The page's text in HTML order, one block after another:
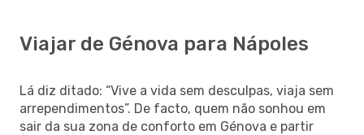
Viajar de Génova para Nápoles
Lá diz ditado: “Vive a vida sem desculpas, viaja sem
arrependimentos”. De facto, quem não sonhou em
sair da sua zona de conforto em Génova e partir